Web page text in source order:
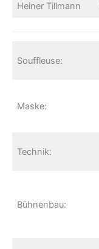
Heiner Tillmann
Souffleuse:
Maske:
Technik:
Bühnenbau: